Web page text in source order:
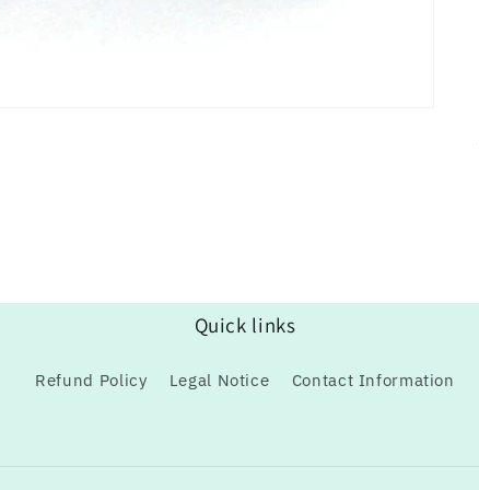
Quick links
Refund Policy Legal Notice Contact Information